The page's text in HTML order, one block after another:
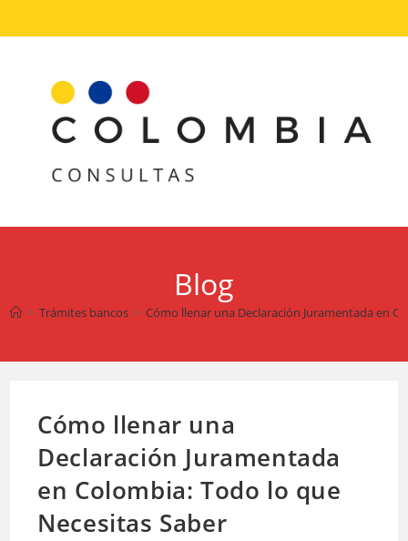
al
Blog
> Trámites bancos > Cómo llenar una Declaración Juramentada en
Cómo llenar una
Declaración Juramentada
en Colombia: Todo lo que
Necesitas Saber